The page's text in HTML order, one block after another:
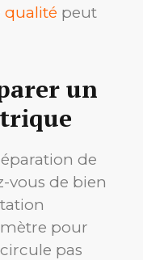
qualité peut
un
de
vous de bien
pour
pas